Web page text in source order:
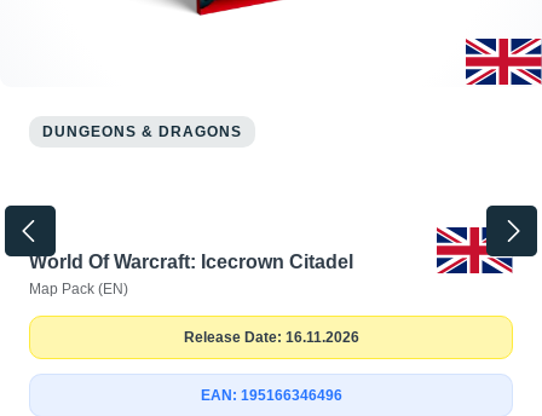
DUNGEONS & DRAGONS
World Of Warcraft: Icecrown Citadel
Map Pack (EN)
Release Date: 16.11.2026
EAN: 195166346496